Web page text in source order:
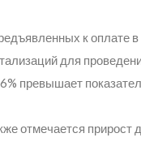
к оплате
для
превышает
отмечается прирост